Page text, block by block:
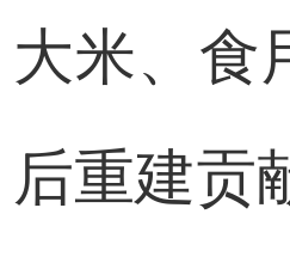
大米、食
后重建贡